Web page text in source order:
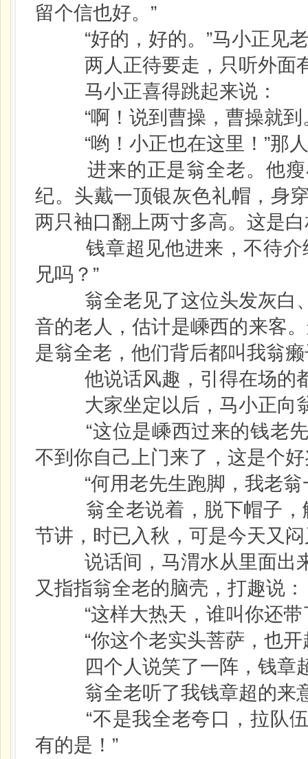
留个信也好。”
“好的，好的。”马小正见老
两人正待要走，只听外面有
马小正喜得跳起来说：
“啊！说到曹操，曹操就到
“哟！小正也在这里！”那人
进来的正是翁全老。他瘦
纪。头戴一顶银灰色礼帽，身
两只袖口翻上两寸多高。这是
钱章超见他进来，不待介绍
兄吗？”
翁全老见了这位头发灰白、
音的老人，估计是嵊西的来客
是翁全老，他们背后都叫我翁癞
他说话风趣，引得在场的
大家坐定以后，马小正向
“这位是嵊西过来的钱老先
不到你自己上门来了，这是个
“何用老先生跑脚，我老翁
翁全老说着，脱下帽子，解
节讲，时已入秋，可是今天又
说话间，马渭水从里面出来
又指指翁全老的脑壳，打趣说：
“这样大热天，谁叫你还带
“你这个老实头菩萨，也开
四个人说笑了一阵，钱章超
翁全老听了我钱章超的来
“不是我全老夸口，拉队伍
有的是！”